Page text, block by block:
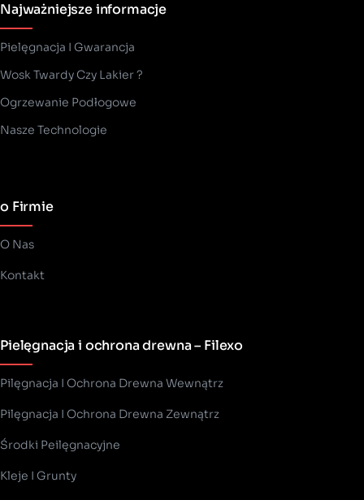
Najważniejsze informacje
Pielęgnacja I Gwarancja
Wosk Twardy Czy Lakier ?
­Ogrzewanie Podłogowe
Nasze Technologie
o Firmie
O Nas
Kontakt
Pielęgnacja i ochrona drewna – Filexo
Pilęgnacja I Ochrona Drewna Wewnątrz
Pilęgnacja I Ochrona Drewna Zewnątrz
Środki Peilęgnacyjne
Kleje I Grunty